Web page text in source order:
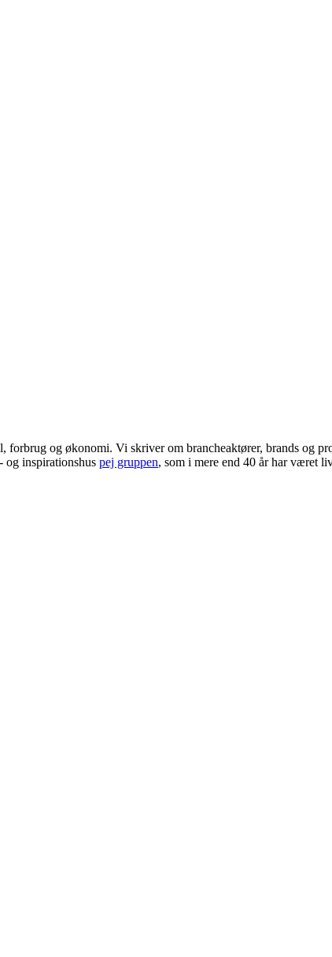
og økonomi. Vi skriver om brancheaktører, brands og
og inspirationshus pej gruppen, som i mere end 40 år har været